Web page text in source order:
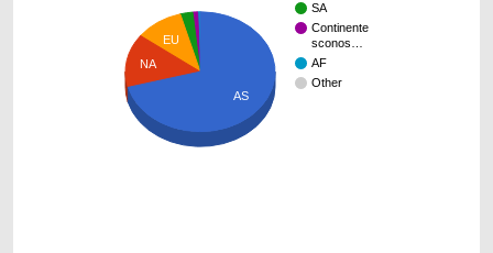
SA
Continente
sconos…
AF
Other
EU
NA
AS